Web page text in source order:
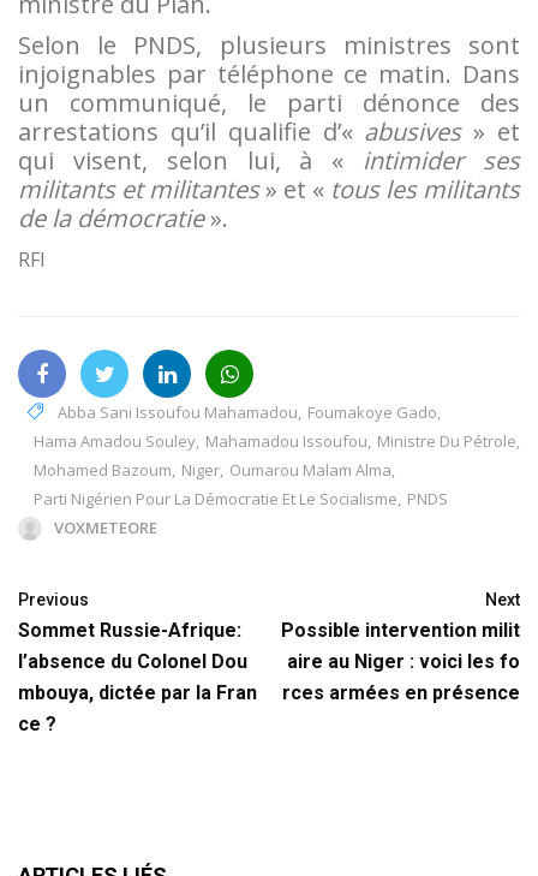
Selon le PNDS, plusieurs ministres sont
injoignables par téléphone ce matin. Dans
un communiqué, le parti dénonce des
arrestations qu’il qualifie d’« abusives» et
qui visent, selon lui, à « intimider ses
militants et militantes» et « tous les militants
de la démocratie».
RFI
Abba Sani Issoufou Mahamadou, Foumakoye Gado,
Hama Amadou Souley, Mahamadou Issoufou, Ministre Du Pétrole,
Mohamed Bazoum, Niger, Oumarou Malam Alma,
Parti Nigérien Pour La Démocratie Et Le Socialisme, PNDS
VOXMETEORE
Previous
Sommet Russie-Afrique:
l’absence du Colonel Dou
mbouya, dictée par la Fran
ce ?
Next
Possible intervention milit
aire au Niger : voici les fo
rces armées en présence